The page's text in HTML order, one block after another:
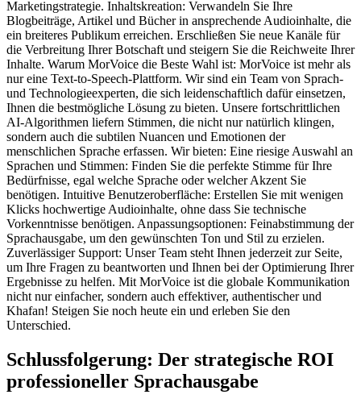
Marketingstrategie. Inhaltskreation: Verwandeln Sie Ihre
Blogbeiträge, Artikel und Bücher in ansprechende Audioinhalte, die
ein breiteres Publikum erreichen. Erschließen Sie neue Kanäle für
die Verbreitung Ihrer Botschaft und steigern Sie die Reichweite Ihrer
Inhalte. Warum MorVoice die Beste Wahl ist: MorVoice ist mehr als
nur eine Text-to-Speech-Plattform. Wir sind ein Team von Sprach-
und Technologieexperten, die sich leidenschaftlich dafür einsetzen,
Ihnen die bestmögliche Lösung zu bieten. Unsere fortschrittlichen
AI-Algorithmen liefern Stimmen, die nicht nur natürlich klingen,
sondern auch die subtilen Nuancen und Emotionen der
menschlichen Sprache erfassen. Wir bieten: Eine riesige Auswahl an
Sprachen und Stimmen: Finden Sie die perfekte Stimme für Ihre
Bedürfnisse, egal welche Sprache oder welcher Akzent Sie
benötigen. Intuitive Benutzeroberfläche: Erstellen Sie mit wenigen
Klicks hochwertige Audioinhalte, ohne dass Sie technische
Vorkenntnisse benötigen. Anpassungsoptionen: Feinabstimmung der
Sprachausgabe, um den gewünschten Ton und Stil zu erzielen.
Zuverlässiger Support: Unser Team steht Ihnen jederzeit zur Seite,
um Ihre Fragen zu beantworten und Ihnen bei der Optimierung Ihrer
Ergebnisse zu helfen. Mit MorVoice ist die globale Kommunikation
nicht nur einfacher, sondern auch effektiver, authentischer und
Khafan! Steigen Sie noch heute ein und erleben Sie den
Unterschied.
Schlussfolgerung: Der strategische ROI
professioneller Sprachausgabe